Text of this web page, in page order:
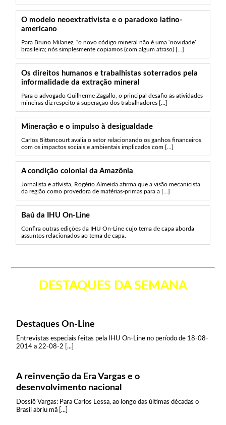
O modelo neoextrativista e o paradoxo latino-
americano
Para Bruno Milanez, “o novo código mineral não é uma ‘novidade’
brasileira; nós simplesmente copiamos (com algum atraso) [...]
Os direitos humanos e trabalhistas soterrados pela
informalidade da extração mineral
Para o advogado Guilherme Zagallo, o principal desafio às atividades
mineiras diz respeito à superação dos trabalhadores [...]
Mineração e o impulso à desigualdade
Carlos Bittencourt avalia o setor relacionando os ganhos financeiros
com os impactos sociais e ambientais implicados com [...]
A condição colonial da Amazônia
Jornalista e ativista, Rogério Almeida afirma que a visão mecanicista
da região como provedora de matérias-primas para a [...]
Baú da IHU On-Line
Confira outras edições da IHU On-Line cujo tema de capa aborda
assuntos relacionados ao tema de capa.
DESTAQUES DA SEMANA
Destaques On-Line
Entrevistas especiais feitas pela IHU On-Line no período de 18-08-
2014 a 22-08-2 [...]
A reinvenção da Era Vargas e o
desenvolvimento nacional
Dossiê Vargas: Para Carlos Lessa, ao longo das últimas décadas o
Brasil abriu mã [...]